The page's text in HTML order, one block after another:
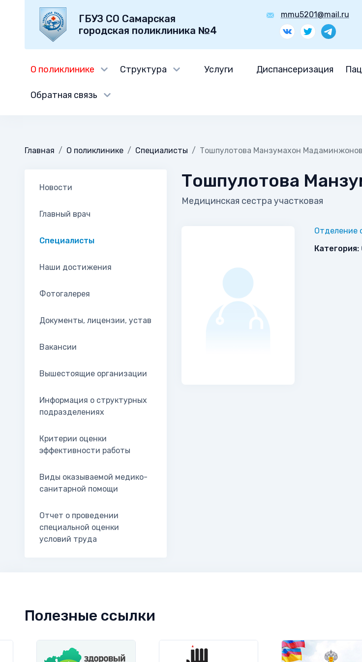
ГБУЗ СО Самарская
городская поликлиника №4
mmu5201@mail.ru
О поликлинике Структура Услуги Диспансеризация
Обратная связь
Главная О поликлинике Специалисты Тошпулотова Манзумахон
Новости
Главный врач
Специалисты
Наши достижения
Фотогалерея
Документы, лицензии, устав
Вакансии
Вышестоящие организации
Информация о структурных
подразделениях
Критерии оценки
эффективности работы
Виды оказываемой медико-
санитарной помощи
Отчет о проведении
специальной оценки
условий труда
Тошпулотова
Медицинская сестра участковая
Отделение
Категория:
Полезные ссылки